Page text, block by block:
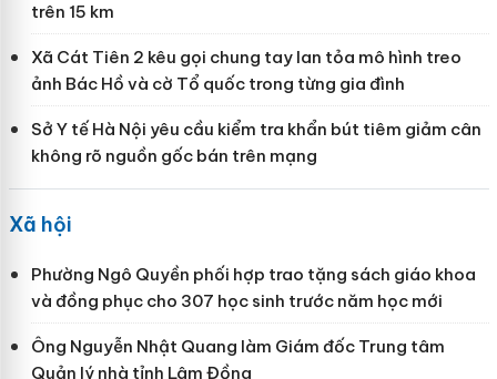
trên 15 km
Xã Cát Tiên 2 kêu gọi chung tay lan tỏa mô hình treo
ảnh Bác Hồ và cờ Tổ quốc trong từng gia đình
Sở Y tế Hà Nội yêu cầu kiểm tra khẩn bút tiêm giảm cân
không rõ nguồn gốc bán trên mạng
Xã hội
Phường Ngô Quyền phối hợp trao tặng sách giáo khoa
và đồng phục cho 307 học sinh trước năm học mới
Ông Nguyễn Nhật Quang làm Giám đốc Trung tâm
Quản lý nhà tỉnh Lâm Đồng